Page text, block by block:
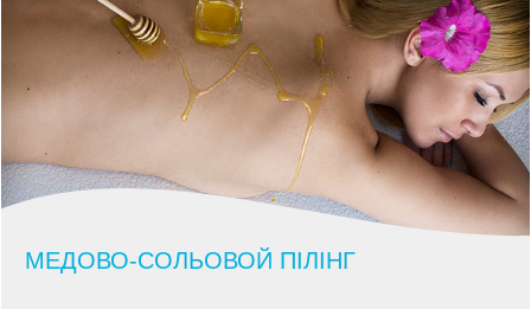
МЕДОВО-СОЛЬОВОЙ ПІЛІНГ